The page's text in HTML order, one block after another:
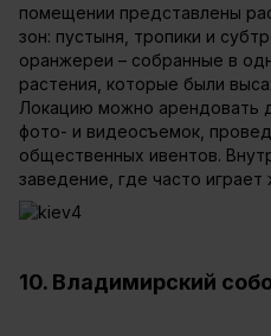
помещении представлены
зон: пустыня, тропики и
оранжереи – собранные в
растения, которые были
Локацию можно арендовать
фото- и видеосъемок,
общественных ивентов.
заведение, где часто играет
10. Владимирский